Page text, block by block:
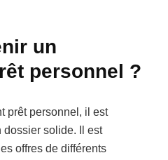
un
personnel ?
prêt personnel, il est
dossier solide. Il est
offres de différents